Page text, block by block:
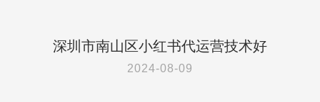
深圳市南山区小红书代运营技术好
2024-08-09